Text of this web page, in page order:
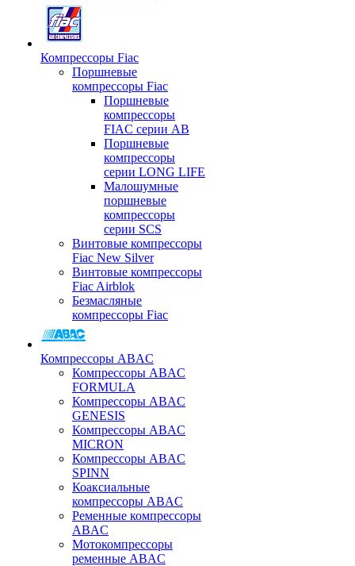
Компрессоры Fiac
Поршневые
компрессоры Fiac
Поршневые
компрессоры
FIAC серии AB
Поршневые
компрессоры
серии LONG LIFE
Малошумные
поршневые
компрессоры
серии SCS
Винтовые компрессоры
Fiac New Silver
Винтовые компрессоры
Fiac Airblok
Безмасляные
компрессоры Fiac
Компрессоры ABAC
Компрессоры ABAC
FORMULA
Компрессоры ABAC
GENESIS
Компрессоры ABAC
MICRON
Компрессоры ABAC
SPINN
Коаксиальные
компрессоры ABAC
Ременные компрессоры
ABAC
Мотокомпрессоры
ременные ABAC